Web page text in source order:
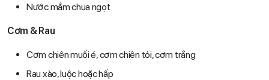
Nước mắm chua ngọt
Cơm & Rau
Cơm chiên muối é, cơm chiên tỏi, cơm trắng
Rau xào, luộc hoặc hấp